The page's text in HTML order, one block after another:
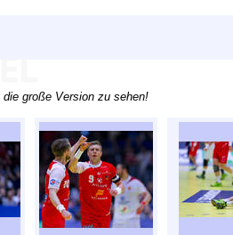
große Version zu sehen!